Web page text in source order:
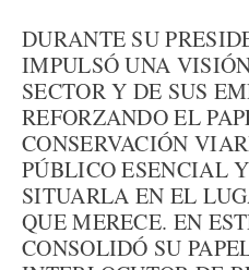
DURANTE SU
IMPULSÓ UNA
SECTOR Y DE SUS
REFORZANDO EL
CONSERVACIÓN
PÚBLICO ESENCIAL
SITUARLA EN EL
QUE MERECE. EN
CONSOLIDÓ SU